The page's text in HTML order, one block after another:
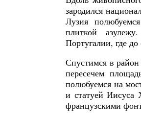
зародился
Лузия
плиткой
Португалии, где
Спустимся в
пересечем
полюбуемся на
и статуей Иисуса
французскими